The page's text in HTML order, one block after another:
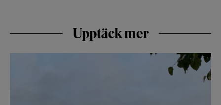
Upptäck mer